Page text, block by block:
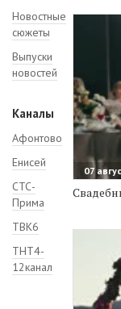
Новостные
сюжеты
Выпуски
новостей
Каналы
Афонтово
Енисей
СТС-
Прима
ТВК6
ТНТ4-
12канал
07